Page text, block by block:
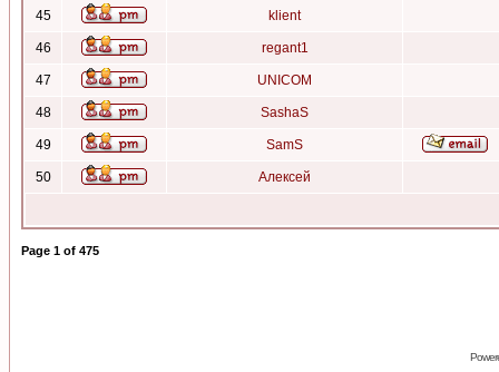
45 klient
46 regant1
47 UNICOM
48 SashaS
49 SamS
50 Алексей
Page 1 of 475